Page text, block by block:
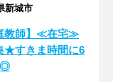
新城市
教師】≪在宅≫
★すきま時間に6
◎